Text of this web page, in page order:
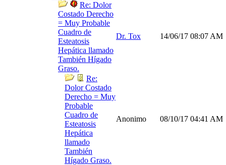
Re: Dolor
Costado Derecho
= Muy Probable
Cuadro de
Esteatosis
Hepática llamado
También Hígado
Graso.
Dr. Tox 14/06/17 08:07 AM
Re:
Dolor Costado
Derecho = Muy
Probable
Cuadro de
Esteatosis
Hepática
llamado
También
Hígado Graso.
Anonimo 08/10/17 04:41 AM